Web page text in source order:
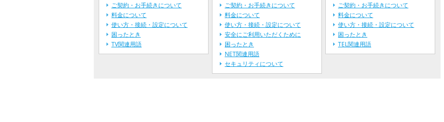
ご契約・お手続きについて
料金について
使い方・接続・設定について
困ったとき
TV関連用語
ご契約・お手続きについて
料金について
使い方・接続・設定について
安全にご利用いただくために
困ったとき
NET関連用語
セキュリティについて
ご契約・お手続きについて
料金について
使い方・接続・設定について
困ったとき
TEL関連用語